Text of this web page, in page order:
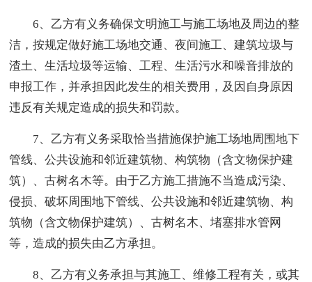
6、乙方有义务确保文明施工与施工场地及周边的整
洁，按规定做好施工场地交通、夜间施工、建筑垃圾与
渣土、生活垃圾等运输、工程、生活污水和噪音排放的
申报工作，并承担因此发生的相关费用，及因自身原因
违反有关规定造成的损失和罚款。
7、乙方有义务采取恰当措施保护施工场地周围地下
管线、公共设施和邻近建筑物、构筑物（含文物保护建
筑）、古树名木等。由于乙方施工措施不当造成污染、
侵损、破坏周围地下管线、公共设施和邻近建筑物、构
筑物（含文物保护建筑）、古树名木、堵塞排水管网
等，造成的损失由乙方承担。
8、乙方有义务承担与其施工、维修工程有关，或其